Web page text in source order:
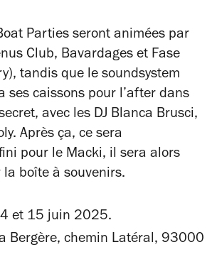
Parties seront animées par
Club, Bavardages et Fase
tandis que le soundsystem
ses caissons pour l’after dans
avec les DJ Blanca Brusci,
Après ça, ce sera
pour le Macki, il sera alors
boîte à souvenirs.
et 15 juin 2025.
Bergère, chemin Latéral, 93000